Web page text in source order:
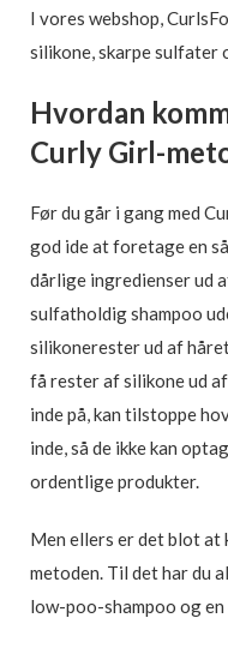
I vores webshop,
silikone, skarpe sulfater
Hvordan
Curly Girl-
Før du går i gang med
god ide at foretage en
dårlige ingredienser ud
sulfatholdig shampoo
silikonerester ud af
få rester af silikone ud
inde på, kan tilstoppe
inde, så de ikke kan
ordentlige produkter.
Men ellers er det blot at
metoden. Til det har du
low-poo-shampoo og en